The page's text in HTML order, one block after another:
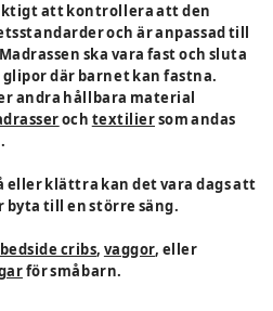
att kontrollera att den
och är anpassad till
ska vara fast och sluta
där barnet kan fastna.
andra hållbara material
och textiliersom andas
klättra kan det vara dags att
byta till en större säng.
bedside cribs, vaggor, eller
för småbarn.